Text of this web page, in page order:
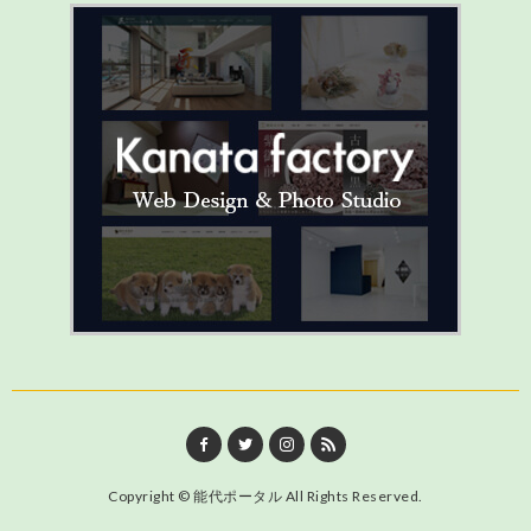
Copyright ©能代ポータル All Rights Reserved.